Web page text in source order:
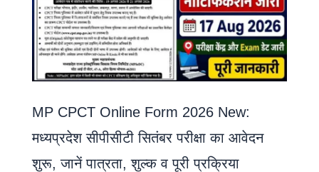
MP CPCT Online Form 2026 New:
मध्यप्रदेश सीपीसीटी सितंबर परीक्षा का आवेदन
शुरू, जानें पात्रता, शुल्क व पूरी प्रक्रिया